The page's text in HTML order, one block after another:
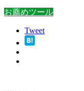
お薦めツール
Tweet